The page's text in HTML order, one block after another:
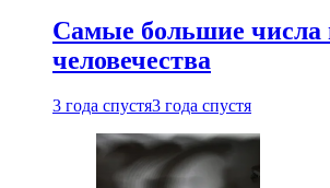
Самые большие числа
человечества
3 года спустя3 года спустя